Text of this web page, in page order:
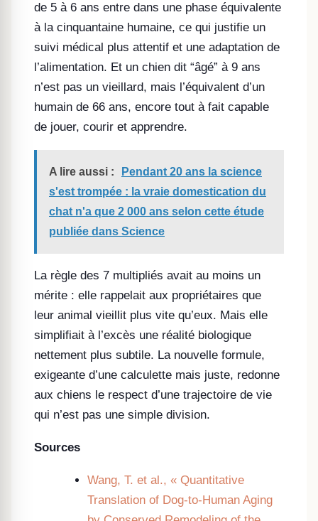
de 5 à 6 ans entre dans une phase équivalente
à la cinquantaine humaine, ce qui justifie un
suivi médical plus attentif et une adaptation de
l’alimentation. Et un chien dit “âgé” à 9 ans
n’est pas un vieillard, mais l’équivalent d’un
humain de 66 ans, encore tout à fait capable
de jouer, courir et apprendre.
A lire aussi :
Pendant 20 ans la science
s'est trompée : la vraie domestication du
chat n'a que 2 000 ans selon cette étude
publiée dans Science
La règle des 7 multipliés avait au moins un
mérite : elle rappelait aux propriétaires que
leur animal vieillit plus vite qu’eux. Mais elle
simplifiait à l’excès une réalité biologique
nettement plus subtile. La nouvelle formule,
exigeante d’une calculette mais juste, redonne
aux chiens le respect d’une trajectoire de vie
qui n’est pas une simple division.
Sources
Wang, T. et al., « Quantitative
Translation of Dog-to-Human Aging